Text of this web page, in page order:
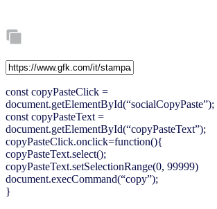
const copyPasteClick =
document.getElementById(“socialCopyPaste”);
const copyPasteText =
document.getElementById(“copyPasteText”);
copyPasteClick.onclick=function(){
copyPasteText.select();
copyPasteText.setSelectionRange(0, 99999)
document.execCommand(“copy”);
}